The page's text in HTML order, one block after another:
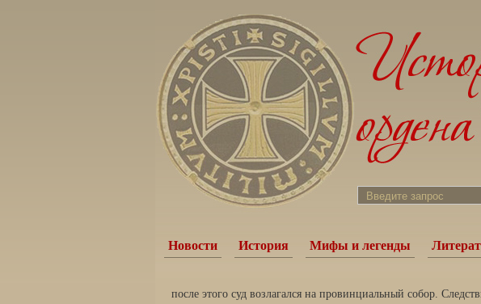
Новости История Мифы и легенды
после этого суд возлагался на провинциальный собор.